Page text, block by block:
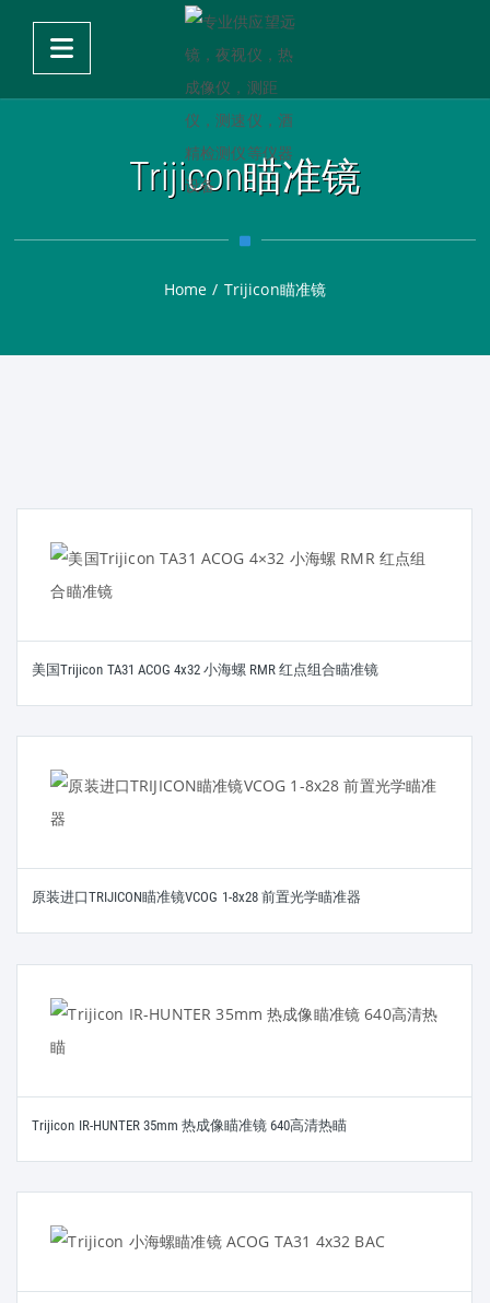
Trijicon瞄准镜
Home / Trijicon瞄准镜
美国Trijicon TA31 ACOG 4x32 小海螺 RMR 红点组合瞄准镜
原装进口TRIJICON瞄准镜VCOG 1-8x28 前置光学瞄准器
Trijicon IR-HUNTER 35mm 热成像瞄准镜 640高清热瞄